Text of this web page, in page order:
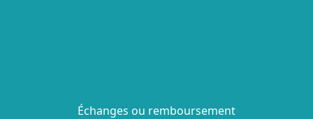
Échanges ou remboursement